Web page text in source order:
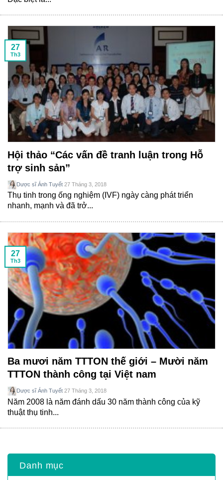
Hội thảo “Các vấn đề tranh luận trong Hỗ
trợ sinh sản”
Dược sĩ Ánh Tuyết 27 Tháng 3, 2018
Thụ tinh trong ống nghiệm (IVF) ngày càng phát triển
nhanh, mạnh và đã trở...
27
Th3
Ba mươi năm TTTON thế giới – Mười năm
TTTON thành công tại Việt nam
Dược sĩ Ánh Tuyết 27 Tháng 3, 2018
Năm 2008 là năm đánh dấu 30 năm thành công của kỹ
thuật thụ tinh...
27
Th3
Danh mục